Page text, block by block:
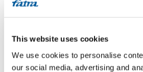
This website uses cookies
We use cookies to personalise
our social media, advertising and